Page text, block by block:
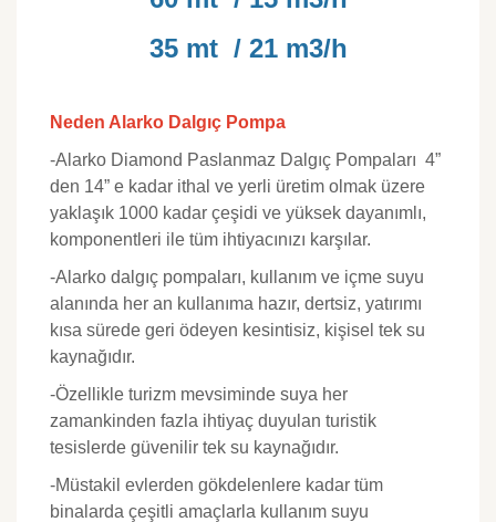
35 mt / 21 m3/h
Neden Alarko Dalgıç Pompa
-Alarko Diamond Paslanmaz Dalgıç Pompaları 4”
den 14” e kadar ithal ve yerli üretim olmak üzere
yaklaşık 1000 kadar çeşidi ve yüksek dayanımlı,
komponentleri ile tüm ihtiyacınızı karşılar.
-Alarko dalgıç pompaları, kullanım ve içme suyu
alanında her an kullanıma hazır, dertsiz, yatırımı
kısa sürede geri ödeyen kesintisiz, kişisel tek su
kaynağıdır.
-Özellikle turizm mevsiminde suya her
zamankinden fazla ihtiyaç duyulan turistik
tesislerde güvenilir tek su kaynağıdır.
-Müstakil evlerden gökdelenlere kadar tüm
binalarda çeşitli amaçlarla kullanım suyu